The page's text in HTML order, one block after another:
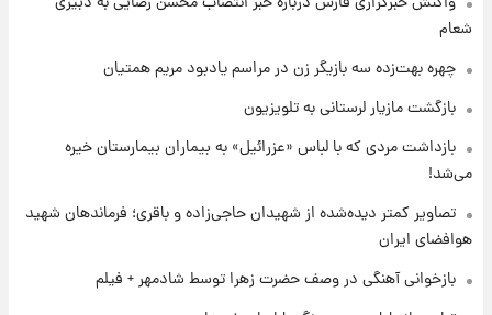
تصاویر کمتر دیده‌شده از شهیدان حاجی‌زاده و
باقری؛ فرماندهان شهید هوافضای ایران
قیمت خودروهای سایپا تغییر کرد؛ لیست قیمت
قیمت‌ها تغییر کرد
شعام
چهره بهت‌زده سه بازیگر زن در مراسم یادبود مریم همتیان
بازگشت مازیار لرستانی به تلویزیون
بازداشت مردی که با لباس «عزرائیل» به بیماران بیمارستان خیره
می‌شد!
تصاویر کمتر دیده‌شده از شهیدان حاجی‌زاده و باقری؛ فرماندهان شهید
هوافضای ایران
بازخوانی آهنگی در وصف حضرت زهرا توسط شادمهر + فیلم